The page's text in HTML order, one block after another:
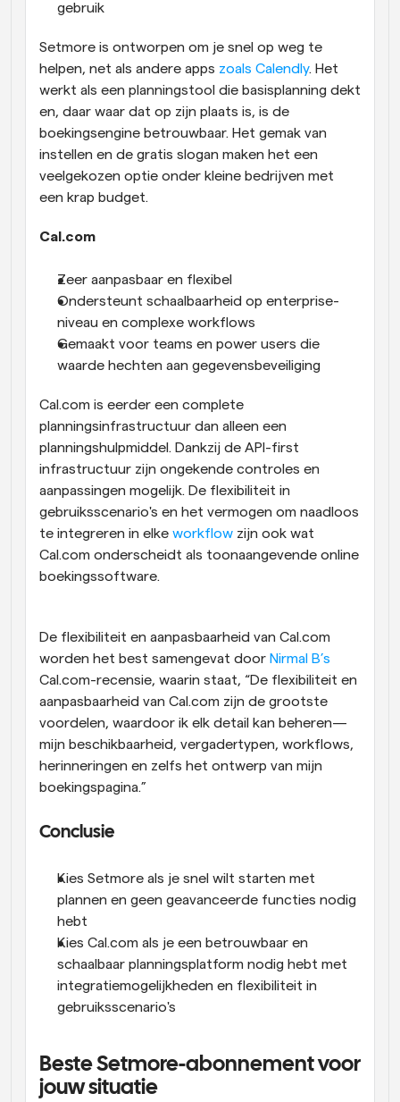
gebruik
Setmore is ontworpen om je snel op weg te
helpen, net als andere apps zoals Calendly. Het
werkt als een planningstool die basisplanning dekt
en, daar waar dat op zijn plaats is, is de
boekingsengine betrouwbaar. Het gemak van
instellen en de gratis slogan maken het een
veelgekozen optie onder kleine bedrijven met
een krap budget.
Cal.com
Zeer aanpasbaar en flexibel
Ondersteunt schaalbaarheid op enterprise-
niveau en complexe workflows
Gemaakt voor teams en power users die
waarde hechten aan gegevensbeveiliging
Cal.com is eerder een complete
planningsinfrastructuur dan alleen een
planningshulpmiddel. Dankzij de API-first
infrastructuur zijn ongekende controles en
aanpassingen mogelijk. De flexibiliteit in
gebruiksscenario's en het vermogen om naadloos
te integreren in elke workflow zijn ook wat
Cal.com onderscheidt als toonaangevende online
boekingssoftware.
De flexibiliteit en aanpasbaarheid van Cal.com
worden het best samengevat door Nirmal B’s
Cal.com-recensie, waarin staat, “De flexibiliteit en
aanpasbaarheid van Cal.com zijn de grootste
voordelen, waardoor ik elk detail kan beheren—
mijn beschikbaarheid, vergadertypen, workflows,
herinneringen en zelfs het ontwerp van mijn
boekingspagina.”
Conclusie
Kies Setmore als je snel wilt starten met
plannen en geen geavanceerde functies nodig
hebt
Kies Cal.com als je een betrouwbaar en
schaalbaar planningsplatform nodig hebt met
integratiemogelijkheden en flexibiliteit in
gebruiksscenario's
Beste Setmore-abonnement voor
jouw situatie